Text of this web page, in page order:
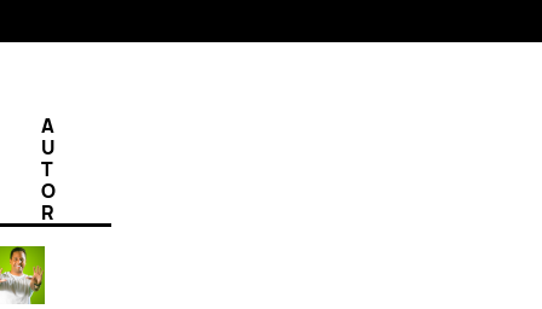
A
U
T
O
R